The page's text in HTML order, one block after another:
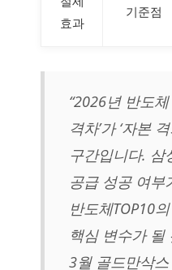
효과
기준점
“2026년 반도
격차’가 ‘자본
구간입니다. 삼
공급 성공 여부
반도체TOP10
핵심 변수가 될
3월 골드만삭